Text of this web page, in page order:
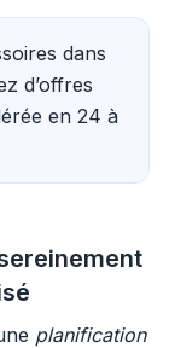
dans
d’offres
en 24 à
planification